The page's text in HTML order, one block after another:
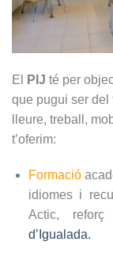
El PIJ té per
que pugui ser del
lleure, treball,
t’oferim:
Formació
idiomes i
Actic,
d’Igualada.